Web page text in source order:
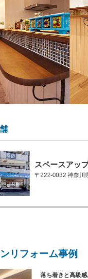
スペースアッ
〒222-0032 神奈川
リフォーム事例
落ち着きと高級